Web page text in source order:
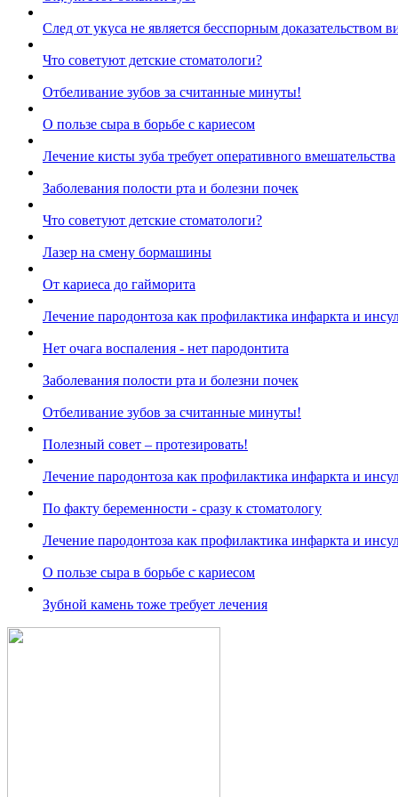
След от укуса не является бесспорным доказательством
Что советуют детские стоматологи?
Отбеливание зубов за считанные минуты!
О пользе сыра в борьбе с кариесом
Лечение кисты зуба требует оперативного вмешательства
Заболевания полости рта и болезни почек
Что советуют детские стоматологи?
Лазер на смену бормашины
От кариеса до гайморита
Лечение пародонтоза как профилактика инфаркта и
Нет очага воспаления - нет пародонтита
Заболевания полости рта и болезни почек
Отбеливание зубов за считанные минуты!
Полезный совет – протезировать!
Лечение пародонтоза как профилактика инфаркта и
По факту беременности - сразу к стоматологу
Лечение пародонтоза как профилактика инфаркта и
О пользе сыра в борьбе с кариесом
Зубной камень тоже требует лечения